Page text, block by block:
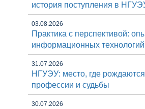
история поступления в
03.08.2026
Практика с перспективой:
информационных
31.07.2026
НГУЭУ: место, где
профессии и судьбы
30.07.2026